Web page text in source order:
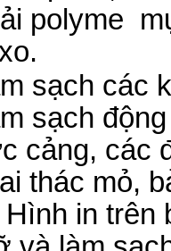
polyme
sạch các
sạch
cảng, các
thác mỏ,
Hình in trên